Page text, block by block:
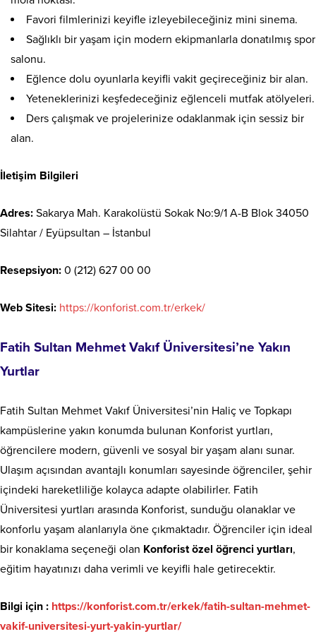
Favori filmlerinizi keyifle izleyebileceğiniz mini sinema.
Sağlıklı bir yaşam için modern ekipmanlarla donatılmış spor
salonu.
Eğlence dolu oyunlarla keyifli vakit geçireceğiniz bir alan.
Yeteneklerinizi keşfedeceğiniz eğlenceli mutfak atölyeleri.
Ders çalışmak ve projelerinize odaklanmak için sessiz bir
alan.
İletişim Bilgileri
Adres: Sakarya Mah. Karakolüstü Sokak No:9/1 A-B Blok 34050
Silahtar / Eyüpsultan – İstanbul
Resepsiyon: 0 (212) 627 00 00
Web Sitesi: https://konforist.com.tr/erkek/
Fatih Sultan Mehmet Vakıf Üniversitesi’ne Yakın
Yurtlar
Fatih Sultan Mehmet Vakıf Üniversitesi’nin Haliç ve Topkapı
kampüslerine yakın konumda bulunan Konforist yurtları,
öğrencilere modern, güvenli ve sosyal bir yaşam alanı sunar.
Ulaşım açısından avantajlı konumları sayesinde öğrenciler, şehir
içindeki hareketliliğe kolayca adapte olabilirler. Fatih
Üniversitesi yurtları arasında Konforist, sunduğu olanaklar ve
konforlu yaşam alanlarıyla öne çıkmaktadır. Öğrenciler için ideal
bir konaklama seçeneği olan Konforist özel öğrenci yurtları,
eğitim hayatınızı daha verimli ve keyifli hale getirecektir.
Bilgi için : https://konforist.com.tr/erkek/fatih-sultan-mehmet-
vakif-universitesi-yurt-yakin-yurtlar/